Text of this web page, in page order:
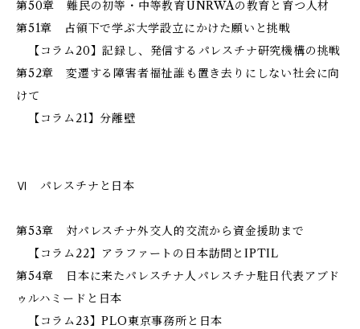
第50章 難民の初等・中等教育――UNRWAの教育と育つ人材
第51章 占領下で学ぶ――大学設立にかけた願いと挑戦
【コラム20】記録し、発信する――パレスチナ研究機構の挑戦
第52章 変遷する障害者福祉――誰も置き去りにしない社会に向
けて
【コラム21】分離壁
Ⅵ パレスチナと日本
第53章 対パレスチナ外交――人的交流から資金援助まで
【コラム22】アラファートの日本訪問とIPTIL
第54章 日本に来たパレスチナ人――パレスチナ駐日代表アブド
ゥルハミードと日本
【コラム23】PLO東京事務所と日本